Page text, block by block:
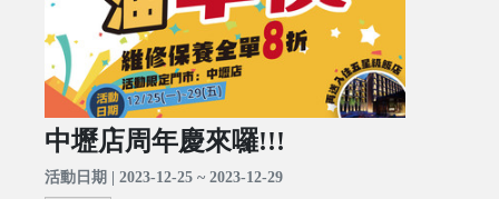
中壢店周年慶來囉!!!
活動日期 | 2023-12-25 ~ 2023-12-29